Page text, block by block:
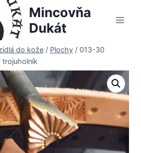
Mincovňa
Dukát
do kože / Plochy / 013-30
trojuholník